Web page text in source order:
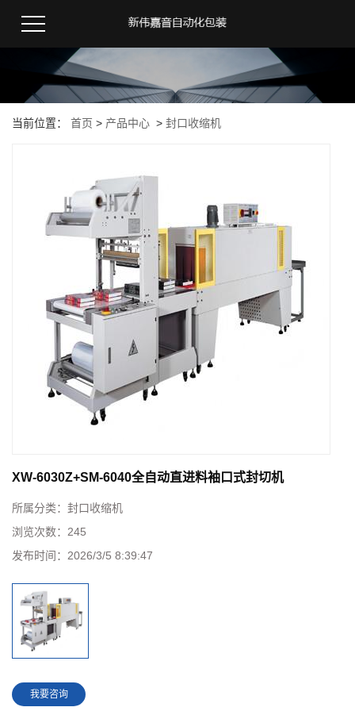
当前位置： 首页 > 产品中心 > 封口收缩机
XW-6030Z+SM-6040全自动直进料袖口式封切机
所属分类： 封口收缩机
浏览次数： 245
发布时间： 2026/3/5 8:39:47
我要咨询